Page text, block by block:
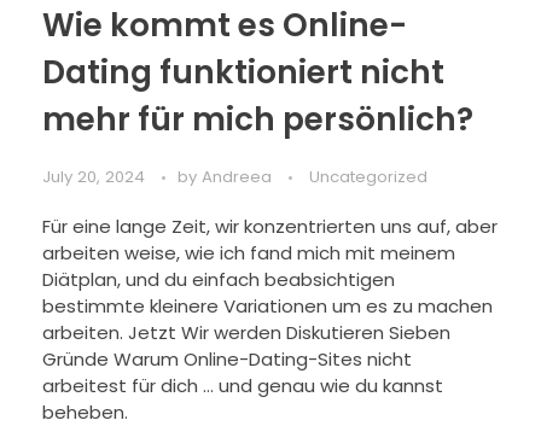
Wie kommt es Online-
Dating funktioniert nicht
mehr für mich persönlich?
July 20, 2024 by Andreea Uncategorized
Für eine lange Zeit, wir konzentrierten uns auf, aber
arbeiten weise, wie ich fand mich mit meinem
Diätplan, und du einfach beabsichtigen
bestimmte kleinere Variationen um es zu machen
arbeiten. Jetzt Wir werden Diskutieren Sieben
Gründe Warum Online-Dating-Sites nicht
arbeitest für dich … und genau wie du kannst
beheben.